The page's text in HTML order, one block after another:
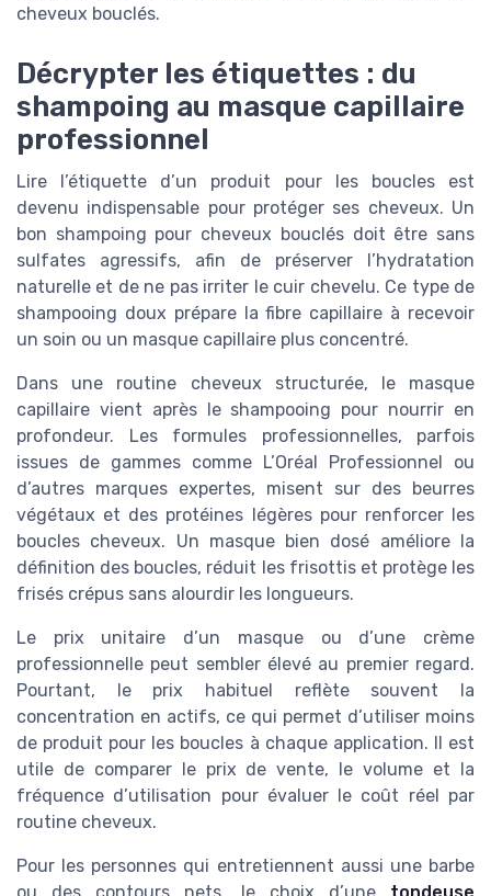
cheveux bouclés.
Décrypter les étiquettes : du
shampoing au masque capillaire
professionnel
Lire l’étiquette d’un produit pour les boucles est
devenu indispensable pour protéger ses cheveux. Un
bon shampoing pour cheveux bouclés doit être sans
sulfates agressifs, afin de préserver l’hydratation
naturelle et de ne pas irriter le cuir chevelu. Ce type de
shampooing doux prépare la fibre capillaire à recevoir
un soin ou un masque capillaire plus concentré.
Dans une routine cheveux structurée, le masque
capillaire vient après le shampooing pour nourrir en
profondeur. Les formules professionnelles, parfois
issues de gammes comme L’Oréal Professionnel ou
d’autres marques expertes, misent sur des beurres
végétaux et des protéines légères pour renforcer les
boucles cheveux. Un masque bien dosé améliore la
définition des boucles, réduit les frisottis et protège les
frisés crépus sans alourdir les longueurs.
Le prix unitaire d’un masque ou d’une crème
professionnelle peut sembler élevé au premier regard.
Pourtant, le prix habituel reflète souvent la
concentration en actifs, ce qui permet d’utiliser moins
de produit pour les boucles à chaque application. Il est
utile de comparer le prix de vente, le volume et la
fréquence d’utilisation pour évaluer le coût réel par
routine cheveux.
Pour les personnes qui entretiennent aussi une barbe
ou des contours nets, le choix d’une tondeuse